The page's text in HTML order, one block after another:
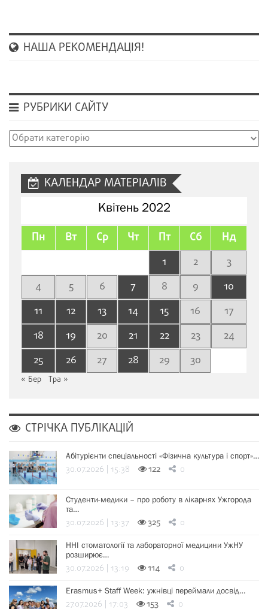
НАША РЕКОМЕНДАЦІЯ!
РУБРИКИ САЙТУ
Рубрики
КАЛЕНДАР МАТЕРІАЛІВ
Квітень 2022
Пн Вт Ср Чт Пт Сб Нд
1 2
3
4
5 6 7 8 9
10
11
12 13 14 15 16
17
18
19 20 21 22 23
24
25
26 27 28 29 30
« Бер Тра »
СТРІЧКА ПУБЛІКАЦІЙ
Абітурієнти спеціальності «Фізична культура і спорт»…
30.07.2026 | 15:38 122 0
Студенти-медики – про роботу в лікарнях Ужгорода
та…
30.07.2026 | 13:37 325 0
ННІ стоматології та лабораторної медицини УжНУ
розширює…
30.07.2026 | 13:19 114 0
Erasmus+ Staff Week: ужнівці переймали досвід…
27.07.2026 | 17:03 153 0